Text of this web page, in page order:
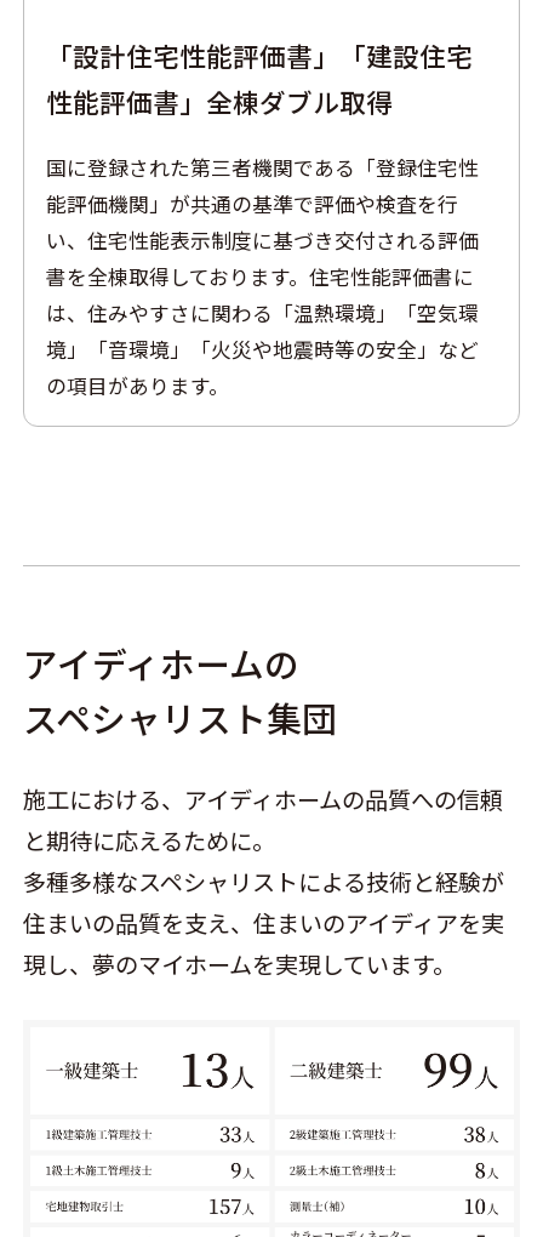
「設計住宅性能評価書」「建設住宅
性能評価書」全棟ダブル取得
国に登録された第三者機関である「登録住宅性
能評価機関」が共通の基準で評価や検査を行
い、住宅性能表示制度に基づき交付される評価
書を全棟取得しております。住宅性能評価書に
は、住みやすさに関わる「温熱環境」「空気環
境」「音環境」「火災や地震時等の安全」など
の項目があります。
アイディホームの
スペシャリスト集団
施工における、アイディホームの品質への信頼
と期待に応えるために。
多種多様なスペシャリストによる技術と経験が
住まいの品質を支え、住まいのアイディアを実
現し、夢のマイホームを実現しています。